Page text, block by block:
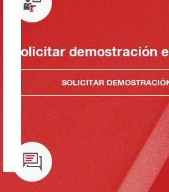
Solicitar demostración
SOLICITAR